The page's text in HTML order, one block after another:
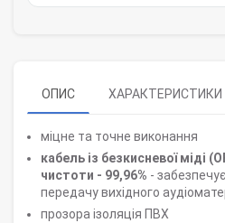
ОПИС ХАРАКТЕРИСТИКИ
міцне та точне виконання
кабель із безкисневої міді
чистоти - 99,96% -
передачу вихідного
прозора ізоляція ПВХ